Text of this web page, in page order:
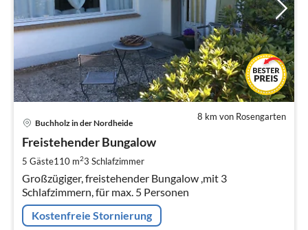
8 km von Rosengarten
Buchholz in der Nordheide
Freistehender Bungalow
5 Gäste110 m23 Schlafzimmer
Großzügiger, freistehender Bungalow ,mit 3
Schlafzimmern, für max. 5 Personen
Kostenfreie Stornierung